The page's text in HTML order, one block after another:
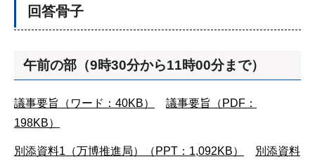
回答骨子
午前の部（9時30分から11時00分まで）
議事要旨（ワード：40KB）
議事要旨（PDF：
198KB）
別添資料1（万博推進局）（PPT：1,092KB）
別添資料